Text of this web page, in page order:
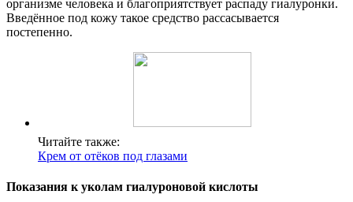
организме человека и благоприятствует распаду гиалуронки.
Введённое под кожу такое средство рассасывается
постепенно.
Читайте также:
Крем от отёков под глазами
Показания к уколам гиалуроновой кислоты